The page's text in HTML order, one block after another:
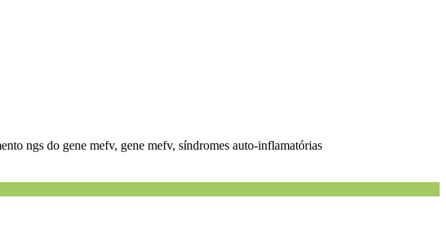
ngs do gene mefv, gene mefv, síndromes auto-inflamatórias